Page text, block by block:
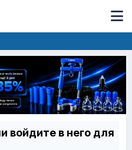
войдите в него для